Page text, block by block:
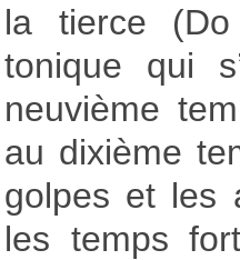
la tierce
tonique qui
neuvième
au dixième
golpes et les
les temps